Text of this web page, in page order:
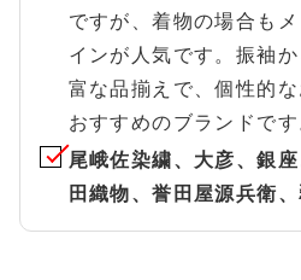
ですが、着物の場合も
インが人気です。振袖
富な品揃えで、個性的
おすすめのブランドです
尾峨佐染繍、大彦、銀
田織物、誉田屋源兵衛